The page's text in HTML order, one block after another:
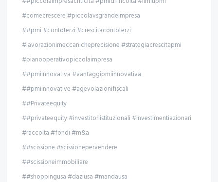
#comecrescere #piccolavsgrandeimpresa
##pmi #contoterzi #crescitacontoterzi
#lavorazionimeccanicheprecisione #strategiacrescitapmi
#pianooperativopiccolaimpresa
##pmiinnovativa #vantaggipmiinnovativa
##pmiinnovative #agevolazionifiscali
##Privateequity
##privateequity #investitoriistituzionali #investimentiazionari
#raccolta #fondi #m&a
##scissione #scissionepervendere
##scissioneimmobiliare
##shoppingusa #daziusa #mandausa